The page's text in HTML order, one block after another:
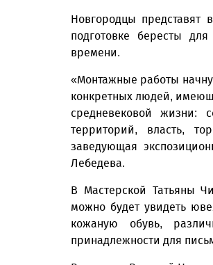
Новгородцы представят
подготовке бересты
времени.
«Монтажные работы
конкретных людей,
средневековой
территорий, власть,
заведующая
Лебедева.
В Мастерской Татьяны
можно будет увидеть
кожаную обувь,
принадлежности для